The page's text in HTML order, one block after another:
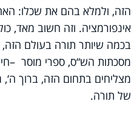
הזה, ולמלא בהם את שכלו:
אינפורמציה. וזה חשוב מאד,
בכמה שיותר תורה בעולם הזה,
מסכתות הש“ס, ספרי מוסר –
מצליחים בתחום הזה, ברוך
של תורה.